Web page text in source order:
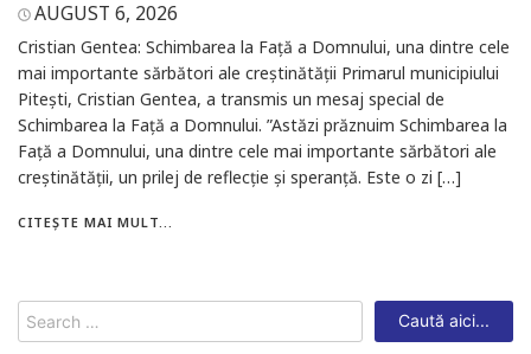
AUGUST 6, 2026
Cristian Gentea: Schimbarea la Față a Domnului, una dintre cele
mai importante sărbători ale creștinătății Primarul municipiului
Pitești, Cristian Gentea, a transmis un mesaj special de
Schimbarea la Față a Domnului. ”Astăzi prăznuim Schimbarea la
Față a Domnului, una dintre cele mai importante sărbători ale
creștinătății, un prilej de reflecție și speranță. Este o zi […]
CITEȘTE MAI MULT...
Search
for: